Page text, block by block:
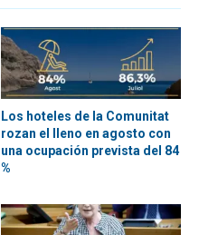
Los hoteles de la Comunitat
rozan el lleno en agosto con
una ocupación prevista del 84
%